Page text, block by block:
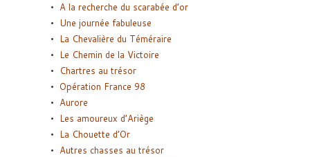
A la recherche du scarabée d’or
Une journée fabuleuse
La Chevalière du Téméraire
Le Chemin de la Victoire
Chartres au trésor
Opération France 98
Aurore
Les amoureux d’Ariège
La Chouette d’Or
Autres chasses au trésor